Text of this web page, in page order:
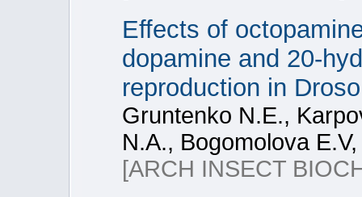
Effects of
dopamine and 20-
reproduction in
Gruntenko N.E.,
N.A., Bogomolova
[ARCH INSECT